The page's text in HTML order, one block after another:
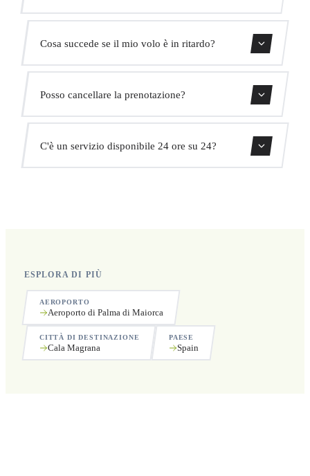
prezzo fisso immediato. Senza costi nascosti.
Cosa succede se il mio volo è in ritardo?
adatterà automaticamente l'orario di ritiro senza costi
aggiuntivi.
Posso cancellare la prenotazione?
Sì, puoi cancellare gratuitamente fino a 24 ore prima del
ritiro.
C'è un servizio disponibile 24 ore su 24?
ESPLORA DI PIÙ
AEROPORTO
Aeroporto di Palma di Maiorca
CITTÀ DI DESTINAZIONE
Cala Magrana
PAESE
Spain